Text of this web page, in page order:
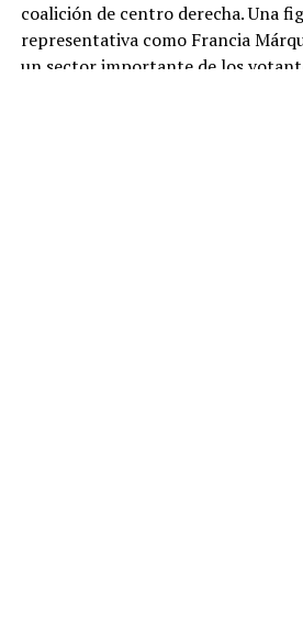
coalición de centro derecha. Una
representativa como Francia
un sector importante de los